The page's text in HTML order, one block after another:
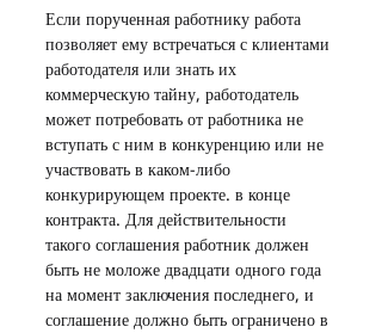
Если порученная работнику работа
позволяет ему встречаться с клиентами
работодателя или знать их
коммерческую тайну, работодатель
может потребовать от работника не
вступать с ним в конкуренцию или не
участвовать в каком-либо
конкурирующем проекте. в конце
контракта. Для действительности
такого соглашения работник должен
быть не моложе двадцати одного года
на момент заключения последнего, и
соглашение должно быть ограничено в